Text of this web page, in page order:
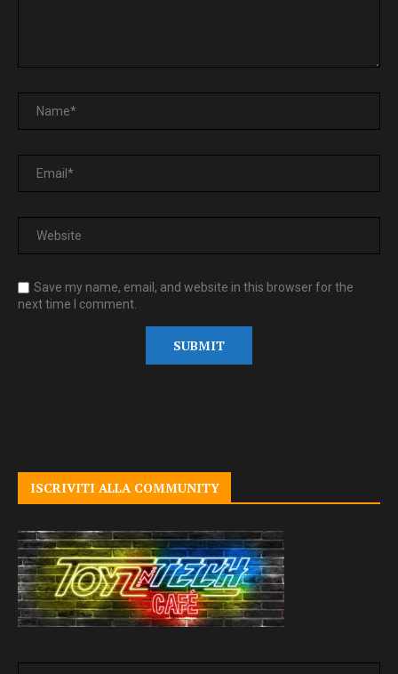
Save my name, email, and website in this browser for the
next time I comment.
ISCRIVITI ALLA COMMUNITY